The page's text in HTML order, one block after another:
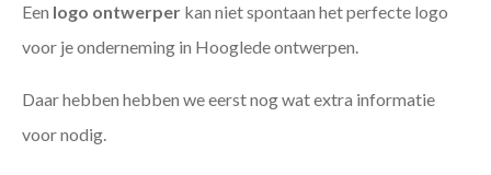
Een logo ontwerper kan niet spontaan het perfecte logo
voor je onderneming in Hooglede ontwerpen.
Daar hebben hebben we eerst nog wat extra informatie
voor nodig.